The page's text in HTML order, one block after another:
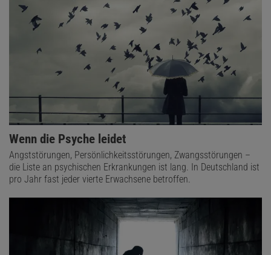
Wenn die Psyche leidet
Angststörungen, Persönlichkeitsstörungen, Zwangsstörungen –
die Liste an psychischen Erkrankungen ist lang. In Deutschland ist
pro Jahr fast jeder vierte Erwachsene betroffen.